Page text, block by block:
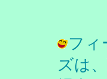
フィ
ズは